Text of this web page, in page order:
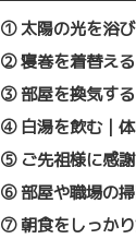
① 太陽の光を浴
② 寝巻を着替え
③ 部屋を換気す
④ 白湯を飲む｜
⑤ ご先祖様に感
⑥ 部屋や職場の
⑦ 朝食をしっか